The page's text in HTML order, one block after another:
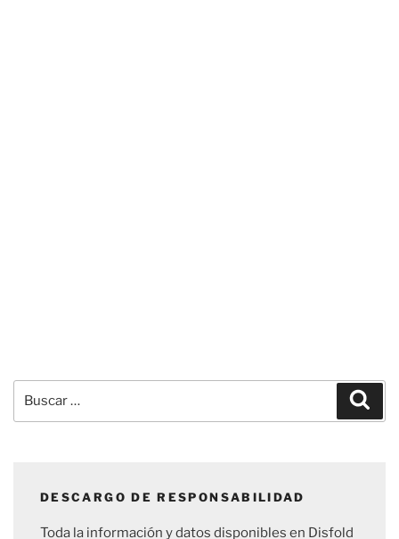
por:
DESCARGO DE RESPONSABILIDAD
Toda la información y datos disponibles en Disfold